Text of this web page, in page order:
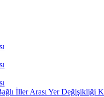
İller Arası Yer Değişikliği